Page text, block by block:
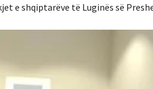
shqiptarëve të Luginës së